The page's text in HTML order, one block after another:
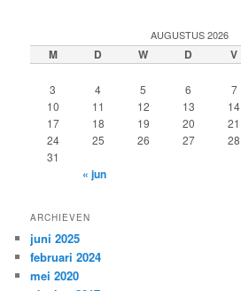
AUGUSTUS 2026
M D W D V
3
4 5 6 7
10
11 12 13 14
17
18 19 20 21
24
25 26 27 28
31
« jun
ARCHIEVEN
juni 2025
februari 2024
mei 2020